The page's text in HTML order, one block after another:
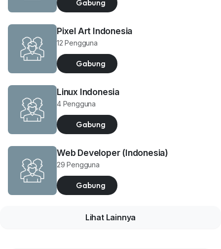
Gabung
Pixel Art Indonesia
12 Pengguna
Gabung
Linux Indonesia
4 Pengguna
Gabung
Web Developer (Indonesia)
29 Pengguna
Gabung
Lihat Lainnya